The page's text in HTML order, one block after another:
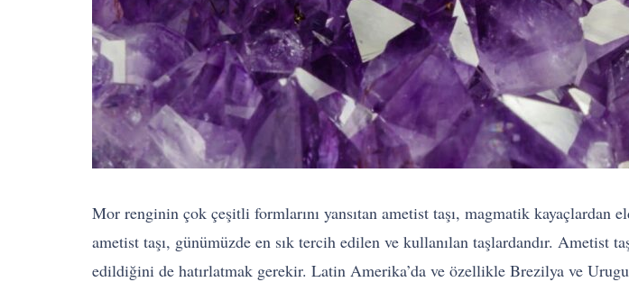
Mor renginin çok çeşitli formlarını yansıtan ametist taşı, magmatik
ametist taşı, günümüzde en sık tercih edilen ve kullanılan taşlardandır. Ametist
edildiğini de hatırlatmak gerekir. Latin Amerika’da ve özellikle Brezilya ve